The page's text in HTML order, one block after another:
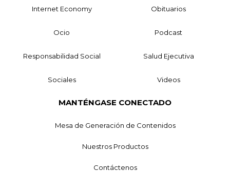
Internet Economy Obituarios
Ocio Podcast
Responsabilidad Social Salud Ejecutiva
Sociales Videos
MANTÉNGASE CONECTADO
Mesa de Generación de Contenidos
Nuestros Productos
Contáctenos